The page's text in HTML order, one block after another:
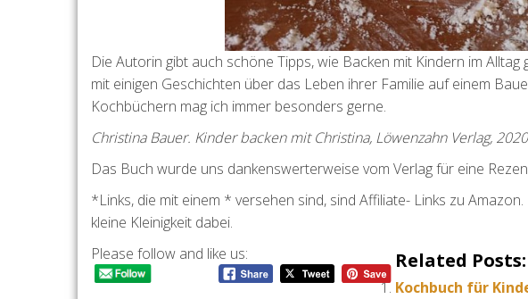
Die Autorin gibt auch schöne Tipps, wie Backen mit Kindern im
mit einigen Geschichten über das Leben ihrer Familie auf einem
Kochbüchern mag ich immer besonders gerne.
Christina Bauer. Kinder backen mit Christina, Löwenzahn Verlag,
Das Buch wurde uns dankenswerterweise vom Verlag für eine
*Links, die mit einem * versehen sind, sind Affiliate- Links zu
kleine Kleinigkeit dabei.
Please follow and like us:
Related Posts:
Kochbuch für